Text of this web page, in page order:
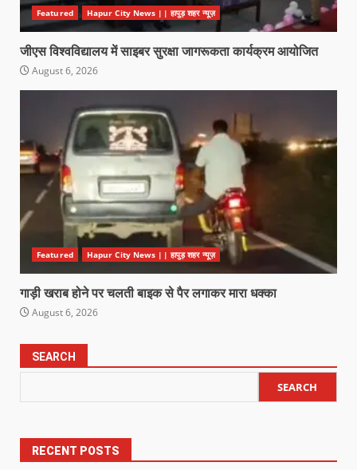
Featured Hapur City News || हापुड़ शहर न्यूज़
जीएस विश्वविद्यालय में साइबर सुरक्षा जागरूकता कार्यक्रम आयोजित
August 6, 2026
Featured Hapur City News || हापुड़ शहर न्यूज़
गाड़ी खराब होने पर चलती बाइक से पैर लगाकर मारा धक्का
August 6, 2026
SEARCH
SEARCH
RECENT POSTS